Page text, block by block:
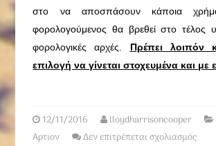
στο να αποσπάσουν κάποια
φορολογούμενος θα βρεθεί στο τέλος
φορολογικές αρχές. Πρέπει λοιπόν
επιλογή να γίνεται στοχευμένα και με
12/11/2016 lloydharrisoncooper
Αρτιον
Δεν επιτρέπεται σχολιασμός